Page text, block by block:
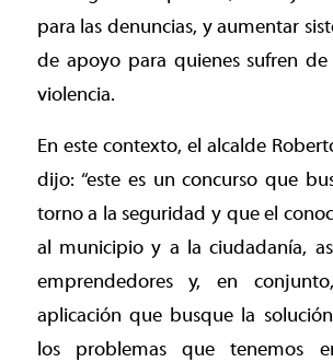
para las denuncias, y aumentar
de apoyo para quienes sufren
violencia.
En este contexto, el alcalde
dijo: “este es un concurso que
torno a la seguridad y que el
al municipio y a la ciudadanía,
emprendedores y, en
aplicación que busque la
los problemas que tenemos